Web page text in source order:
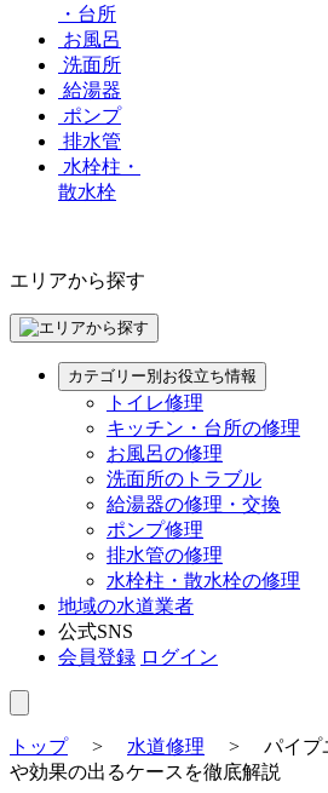
・台所
お風呂
洗面所
給湯器
ポンプ
排水管
水栓柱・
散水栓
エリアから探す
カテゴリー別お役立ち情報
トイレ修理
キッチン・台所の修理
お風呂の修理
洗面所のトラブル
給湯器の修理・交換
ポンプ修理
排水管の修理
水栓柱・散水栓の修理
地域の水道業者
公式SNS
会員登録 ログイン
トップ> 水道修理 > パイプ
や効果の出るケースを徹底解説